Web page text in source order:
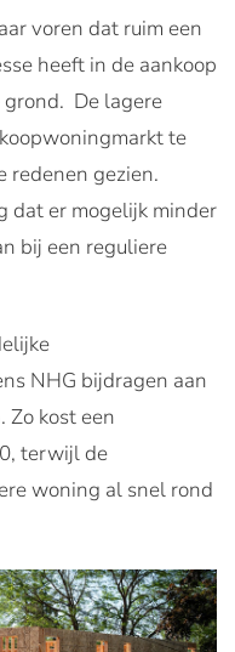
voren dat ruim een
heeft in de aankoop
De lagere
te
redenen gezien.
dat er mogelijk minder
bij een reguliere
NHG bijdragen aan
Zo kost een
terwijl de
woning al snel rond